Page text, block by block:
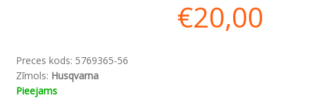
€20,00
Preces kods: 5769365-56
Zīmols: Husqvarna
Pieejams